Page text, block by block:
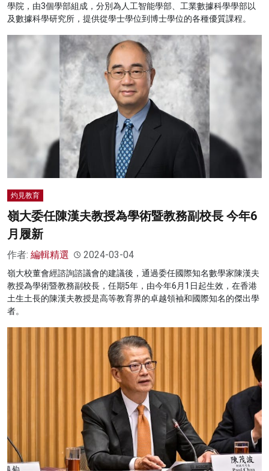
學院，由3個學部組成，分別為人工智能學部、工業數據科學學部以
及數據科學研究所，提供從學士學位到博士學位的各種優質課程。
灼見教育
嶺大委任陳漢夫教授為學術暨教務副校長 今年6
月履新
作者: 編輯精選 2024-03-04
嶺大校董會經諮詢諮議會的建議後，通過委任國際知名數學家陳漢夫
教授為學術暨教務副校長，任期5年，由今年6月1日起生效，在香港
土生土長的陳漢夫教授是高等教育界的卓越領袖和國際知名的傑出學
者。